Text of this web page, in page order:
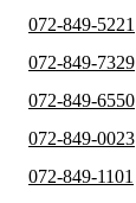
072-849-5221
072-849-7329
072-849-6550
072-849-0023
072-849-1101